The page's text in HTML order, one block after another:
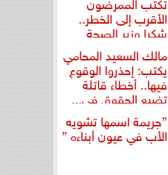
الأقرب إلى الخطر..
شكرا وزير الصحة
مالك السعيد المحامي
يكتب: إحذروا الوقوع
فيها.. أخطاء قاتلة
تضيع الحقوق في...
”جريمة اسمها تشويه
الأب في عيون أبناءه ”